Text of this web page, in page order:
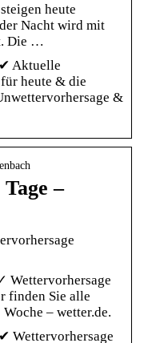
heute
Nacht wird mit
Die …
Aktuelle
heute & die
&
–
Wettervorhersage
finden Sie alle
– wetter.de.
Wettervorhersage